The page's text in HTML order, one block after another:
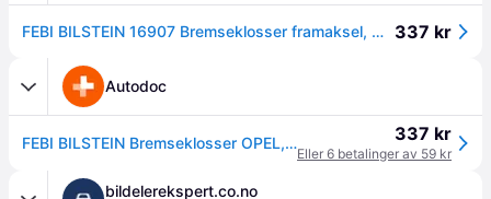
FEBI BILSTEIN 16907 Bremseklosser framaksel, med akustisk slitasjevarsel, med klemmer 337 kr
Autodoc
FEBI BILSTEIN Bremseklosser OPEL,VAUXHALL 16907 95517028,95524972,1605280 Bremsebelegg sett, skivebremse 095517028,095524972 337 kr
Eller 6 betalinger av 59 kr
bildelerekspert.co.no